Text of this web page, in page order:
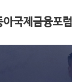
아국제금융포럼